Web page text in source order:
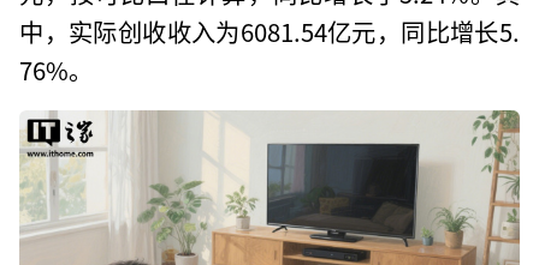
中，实际创收收入为6081.54亿元，同比增长5.
76%。